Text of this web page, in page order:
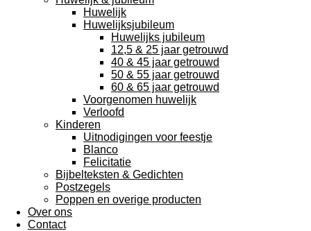
Huwelijk
Huwelijksjubileum
Huwelijks jubileum
12,5 & 25 jaar getrouwd
40 & 45 jaar getrouwd
50 & 55 jaar getrouwd
60 & 65 jaar getrouwd
Voorgenomen huwelijk
Verloofd
Kinderen
Uitnodigingen voor feestje
Blanco
Felicitatie
Bijbelteksten & Gedichten
Postzegels
Poppen en overige producten
Over ons
Contact